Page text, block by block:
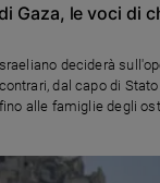
Gaza, le voci di
deciderà
dal capo di
alle famiglie degli